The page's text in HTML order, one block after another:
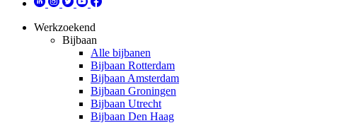
Werkzoekend
Bijbaan
Alle bijbanen
Bijbaan Rotterdam
Bijbaan Amsterdam
Bijbaan Groningen
Bijbaan Utrecht
Bijbaan Den Haag